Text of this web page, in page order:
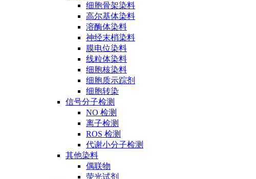
细胞骨架染料
高尔基体染料
溶酶体染料
神经末梢染料
膜电位染料
线粒体染料
细胞核染料
细胞质示踪剂
细胞转染
信号分子检测
NO 检测
离子检测
ROS 检测
代谢小分子检测
其他染料
偶联物
荧光试剂